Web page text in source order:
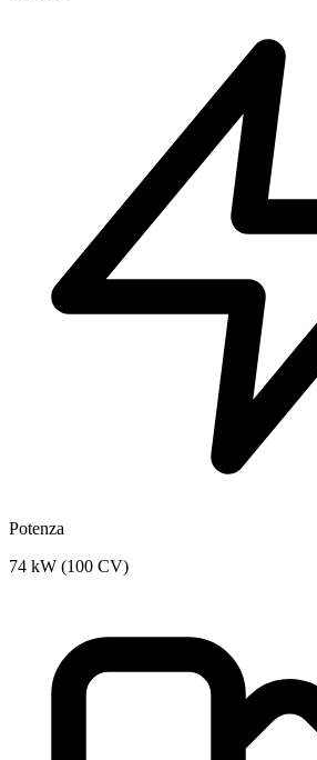
Potenza
74 kW (100 CV)